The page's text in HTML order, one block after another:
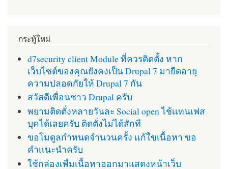
กระทู้ใหม่
d7security client Module ที่ควรติดตั้ง หาก
เว็บไซต์ของคุณยังคงเป็น Drupal 7 มายืดอายุ
ความปลอดภัยให้ Drupal 7 กัน
สวัสดีเพื่อนชาว Drupal ครับ
พยามติดตั่งหลายวันละ Social open ไช้เเทนเฟส
บุคได้เลยครับ ติดตั่งไม่ได้สักที
ขอโมดูลกำหนดจำนวนครั้ง เเก้ใขเนื้อหา ขอ
คำเเนะนำครับ
ใช้กล่องเพื่มเนื้อหาออกมาแสดงหน้าเว็บ